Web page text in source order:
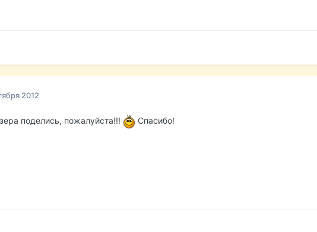
2012
поделись, пожалуйста!!! Спасибо!